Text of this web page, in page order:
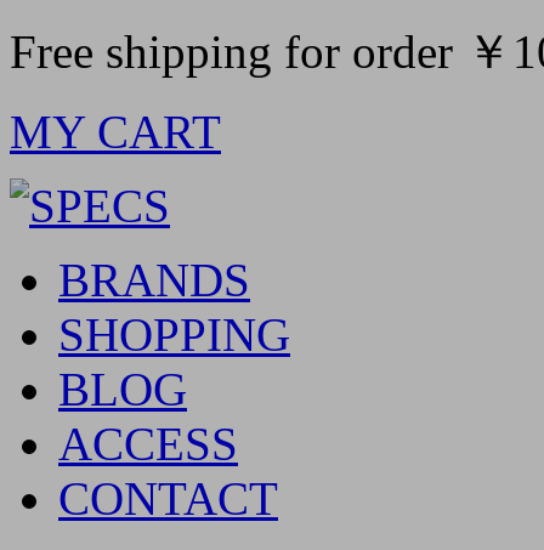
Free shipping for order ￥
MY CART
BRANDS
SHOPPING
BLOG
ACCESS
CONTACT